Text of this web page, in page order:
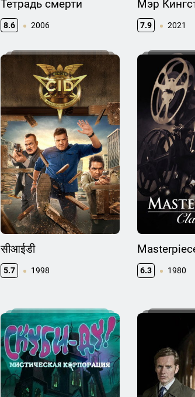
Тетрадь смерти
8.6 2006
Мэр
7.9 2021
सीआईडी
5.7 1998 6.3 1980